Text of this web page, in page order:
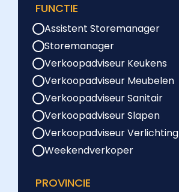
FUNCTIE
Assistent Storemanager
Storemanager
Verkoopadviseur Keukens
Verkoopadviseur Meubelen
Verkoopadviseur Sanitair
Verkoopadviseur Slapen
Verkoopadviseur Verlichting
Weekendverkoper
PROVINCIE